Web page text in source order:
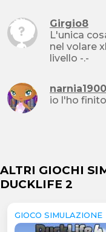
Girgio8
L'unica
nel volare
livello -.-
narnia1900
io l'ho
ALTRI GIOCHI
DUCKLIFE 2
GIOCO SIMULAZIONE